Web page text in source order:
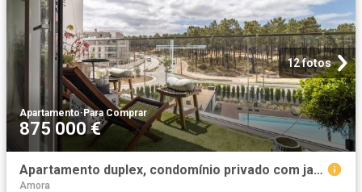
12 fotos
Apartamento·Para Comprar
875 000 €
Apartamento duplex, condomínio privado com jardim e piscina. 0m² Amora
Amora